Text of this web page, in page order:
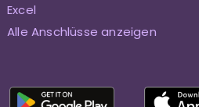
Excel
Alle Anschlüsse anzeigen